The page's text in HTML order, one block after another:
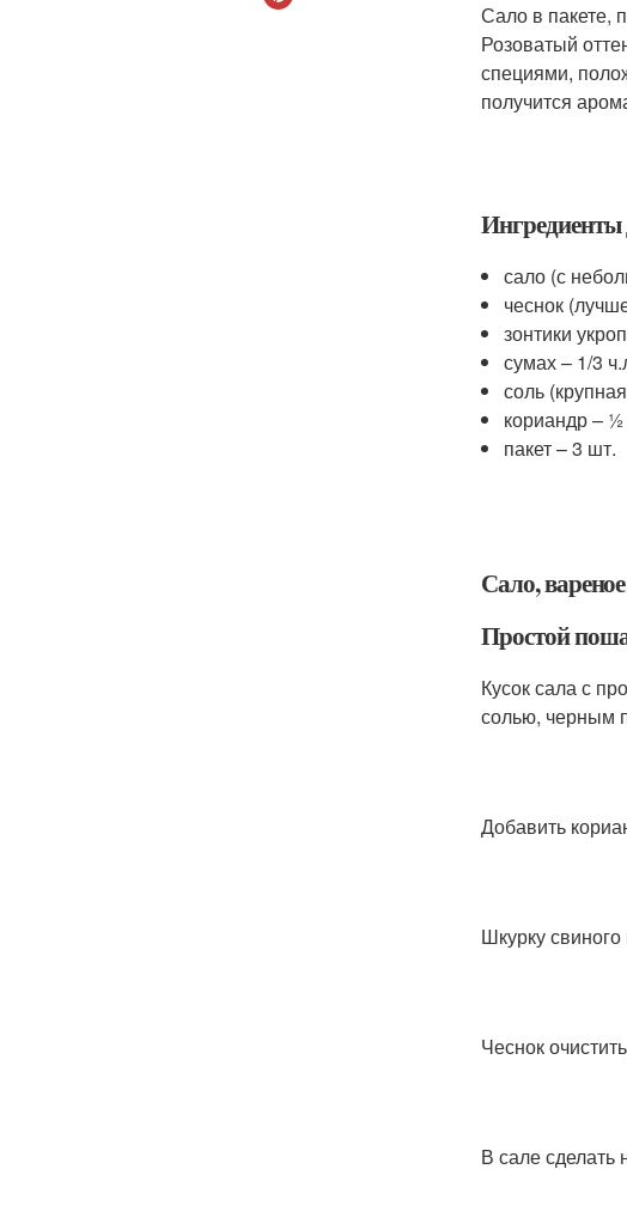
Сало в пакете,
Розоватый
специями,
получится
Ингредиенты
сало (с
чеснок
зонтики
сумах – 1/3
соль
кориандр – ½
пакет – 3 шт.
Сало,
Простой
Кусок сала с
солью, черным
Добавить
Шкурку
Чеснок
В сале сделать